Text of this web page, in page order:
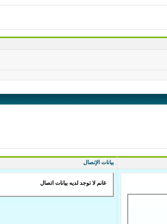
بيانات الإتصال
غانم لا توجد لديه بيانات اتصال